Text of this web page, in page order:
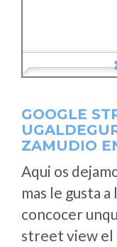
GOOGLE
ZAMUDIO
Aqui os
mas le gusta
concocer
street view el